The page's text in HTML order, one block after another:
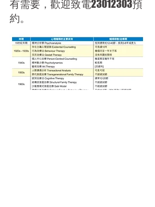
有需要，歡迎致電23012303預
約。